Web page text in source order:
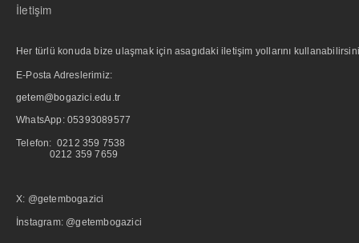
İletişim
Her türlü konuda bize ulaşmak için asagıdaki iletişim yollarını
E-Posta Adreslerimiz:
getem@bogazici.edu.tr
WhatsApp: 05393089577
Telefon: 0212 359 7538
0212 359 7659
X: @getembogazici
İnstagram: @getembogazici